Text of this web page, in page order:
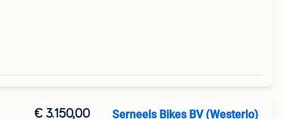
€ 3.150,00 Serneels Bikes BV (Westerlo)